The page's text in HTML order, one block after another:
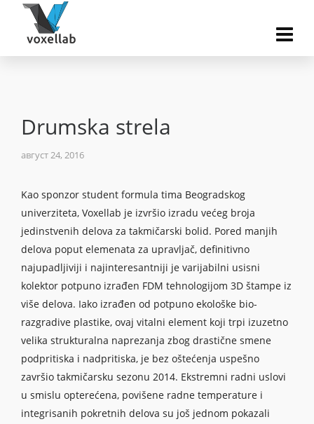
Drumska strela
август 24, 2016
Kao sponzor student formula tima Beogradskog
univerziteta, Voxellab je izvršio izradu većeg broja
jedinstvenih delova za takmičarski bolid. Pored manjih
delova poput elemenata za upravljač, definitivno
najupadljiviji i najinteresantniji je varijabilni usisni
kolektor potpuno izrađen FDM tehnologijom 3D štampe iz
više delova. Iako izrađen od potpuno ekološke bio-
razgradive plastike, ovaj vitalni element koji trpi izuzetno
velika strukturalna naprezanja zbog drastične smene
podpritiska i nadpritiska, je bez oštećenja uspešno
završio takmičarsku sezonu 2014. Ekstremni radni uslovi
u smislu opterećena, povišene radne temperature i
integrisanih pokretnih delova su još jednom pokazali